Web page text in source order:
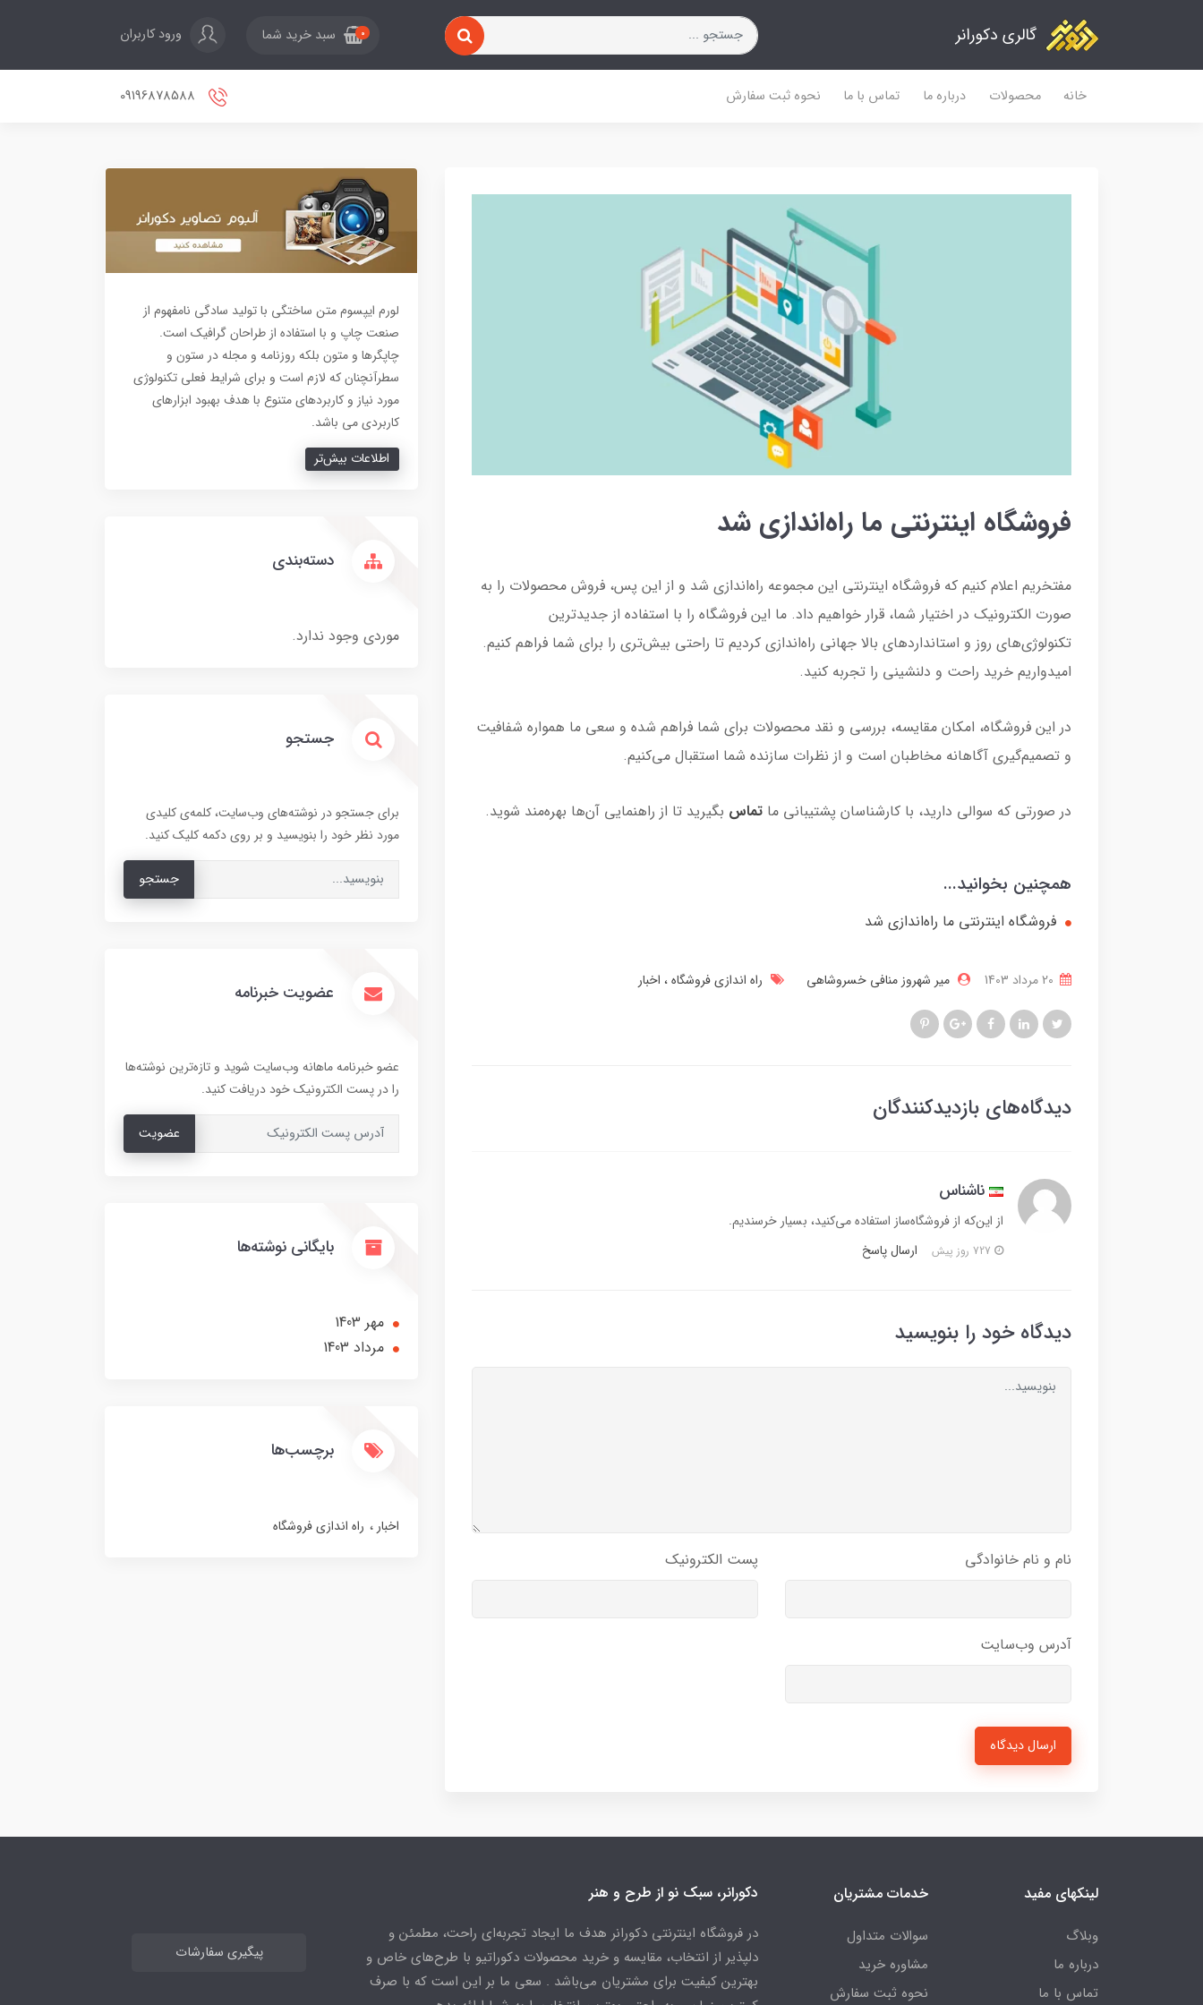
گالری دکورانر 0 سبد خرید شما ورود کاربران
خانه محصولات درباره ما تماس با ما نحوه ثبت سفارش
فروشگاه اینترنتی ما راه‌اندازی شد
مفتخریم اعلام کنیم که فروشگاه اینترنتی این مجموعه راه‌اندازی شد و از این پس، فروش محصولات را به
صورت الکترونیک در اختیار شما، قرار خواهیم داد. ما این فروشگاه را با استفاده از جدیدترین
تکنولوژی‌های روز و استانداردهای بالا جهانی راه‌اندازی کردیم تا راحتی بیش‌تری را برای شما فراهم کنیم.
امیدواریم خرید راحت و دلنشینی را تجربه کنید.
در این فروشگاه، امکان مقایسه، بررسی و نقد محصولات برای شما فراهم شده و سعی ما همواره شفافیت
و تصمیم‌گیری آگاهانه مخاطبان است و از نظرات سازنده شما استقبال می‌کنیم.
در صورتی که سوالی دارید، با کارشناسان پشتیبانی ما تماس بگیرید تا از راهنمایی آن‌ها بهره‌مند شوید.
همچنین بخوانید...
فروشگاه اینترنتی ما راه‌اندازی شد
میر شهروز منافی خسروشاهی راه اندازی فروشگاه اخبار
دیدگاه‌های بازدیدکنندگان
ناشناس
از این‌که از فروشگاه‌ساز استفاده می‌کنید، بسیار خرسندیم.
ارسال پاسخ
دیدگاه خود را بنویسید
نام و نام خانوادگی پست الکترونیک
آدرس وب‌سایت
ارسال دیدگاه
لورم ایپسوم متن ساختگی با تولید سادگی نامفهوم از
صنعت چاپ و با استفاده از طراحان گرافیک است.
چاپگرها و متون بلکه روزنامه و مجله در ستون و
سطرآنچنان که لازم است و برای شرایط فعلی تکنولوژی
مورد نیاز و کاربردهای متنوع با هدف بهبود ابزارهای
کاربردی می باشد.
اطلاعات بیش‌تر
دسته‌بندی
موردی وجود ندارد.
جستجو
برای جستجو در نوشته‌های وب‌سایت، کلمه‌ی کلیدی
مورد نظر خود را بنویسید و بر روی دکمه کلیک کنید.
جستجو
عضویت خبرنامه
عضو خبرنامه ماهانه وب‌سایت شوید و تازه‌ترین نوشته‌ها
را در پست الکترونیک خود دریافت کنید.
عضویت
بایگانی نوشته‌ها
مهر 1403
مرداد 1403
برچسب‌ها
اخبار راه اندازی فروشگاه
لینکهای مفید
وبلاگ
درباره ما
تماس با ما
خدمات مشتریان
سوالات متداول
مشاوره خرید
نحوه ثبت سفارش
دکورانر، سبک نو از طرح و هنر
در فروشگاه اینترنتی دکورانر هدف ما ایجاد تجربه‌ای راحت، مطمئن و
دلپذیر از انتخاب، مقایسه و خرید محصولات دکوراتیو با طرح‌های خاص و
بهترین کیفیت برای مشتریان می‌باشد . سعی ما بر این است که با صرف
پیگیری سفارشات